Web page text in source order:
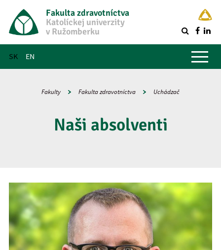
Fakulta zdravotníctva
Katolíckej univerzity
v Ružomberku
SK EN
Hlavné menu
Fakulty Fakulta zdravotníctva Uchádzač
Naši absolventi